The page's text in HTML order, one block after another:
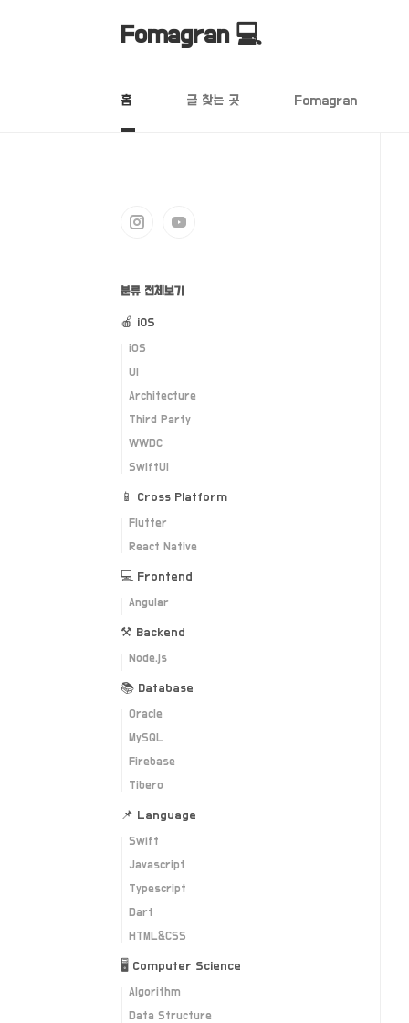
Fomagran 💻
홈 글 찾는 곳 Fomagran
분류 전체보기
🍎 iOS
iOS
UI
Architecture
Third Party
WWDC
SwiftUI
📱 Cross Platform
Flutter
React Native
💻 Frontend
Angular
⚒ Backend
Node.js
📚 Database
Oracle
MySQL
Firebase
Tibero
📌 Language
Swift
Javascript
Typescript
Dart
HTML&CSS
🖥 Computer Science
Algorithm
Data Structure